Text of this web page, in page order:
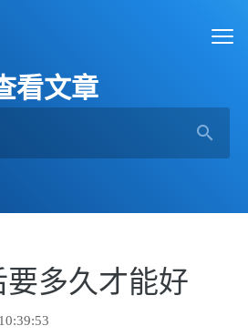
看文章
多久才能好